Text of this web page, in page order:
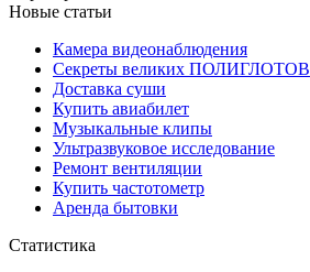
Новые статьи
Камера видеонаблюдения
Секреты великих ПОЛИГЛОТОВ
Доставка суши
Купить авиабилет
Музыкальные клипы
Ультразвуковое исследование
Ремонт вентиляции
Купить частотометр
Аренда бытовки
Статистика